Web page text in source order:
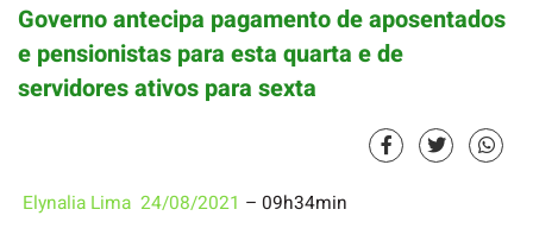
Governo antecipa pagamento de aposentados
e pensionistas para esta quarta e de
servidores ativos para sexta
Elynalia Lima 24/08/2021 – 09h34min